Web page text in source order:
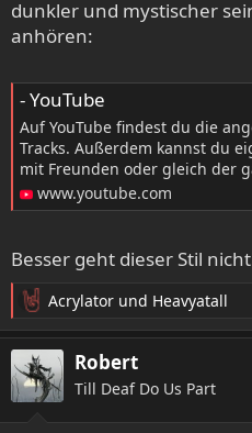
:
dunkler und mystischer
anhören:
- YouTube
Auf YouTube findest du die
Tracks. Außerdem kannst du
mit Freunden oder gleich der
www.youtube.com
Besser geht dieser Stil
R
e
a
k
t
Acrylator und Heavyatall
Robert
Till Deaf Do Us Part